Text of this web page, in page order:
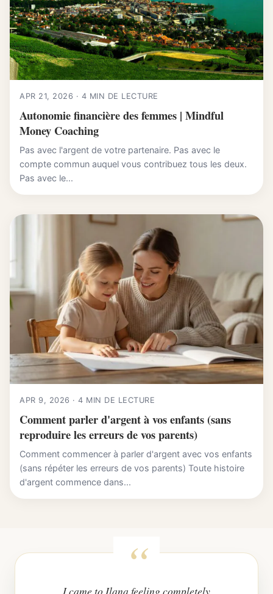
APR 21, 2026 · 4 MIN DE LECTURE
Autonomie financière des femmes | Mindful
Money Coaching
Pas avec l'argent de votre partenaire. Pas avec le
compte commun auquel vous contribuez tous les deux.
Pas avec le...
APR 9, 2026 · 4 MIN DE LECTURE
Comment parler d'argent à vos enfants (sans
reproduire les erreurs de vos parents)
Comment commencer à parler d'argent avec vos enfants
(sans répéter les erreurs de vos parents) Toute histoire
d'argent commence dans...
I came to Ilana feeling completely